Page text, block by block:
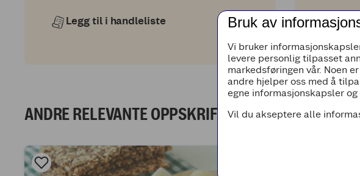
Legg til i handleliste
ANDRE RELEVANTE OPPSKRIFTER
Bruk av
Vi bruker
levere personlig tilpasset
markedsføringen vår. Noen
andre hjelper oss med å
egne informasjonskapsler
Vil du akseptere alle